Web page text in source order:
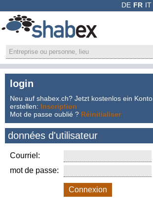
DE FR IT
login
Neu auf shabex.ch? Jetzt kostenlos ein Konto
erstellen: Inscription
Mot de passe oublié ? Réinitialiser
données d'utilisateur
Courriel:
mot de passe:
Connexion